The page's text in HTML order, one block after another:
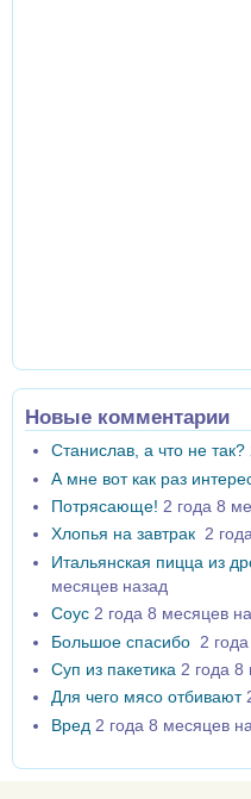
Новые комментарии
Станислав, а что не так?
А мне вот как раз
Потрясающе! 2 года 8
Хлопья на завтрак 2
Итальянская пицца из
месяцев назад
Соус 2 года 8 месяцев
Большое спасибо 2
Суп из пакетика 2 года 8
Для чего мясо отбивают
Вред 2 года 8 месяцев